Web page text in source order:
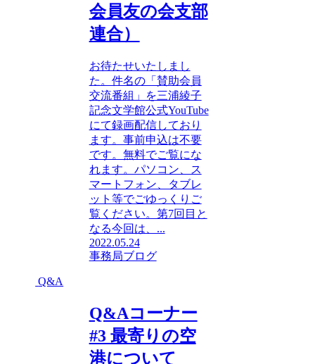
会員友の会支部
連合）
お待たせいたしまし
た。件名の「賛助会員
交流番組」を三浦綾子
記念文学館公式YouTube
にて録画配信しており
ます。事前申込は不要
です。無料でご覧にな
れます。パソコン、ス
マートフォン、タブレ
ット等でごゆっくりご
覧ください。第7回目と
なる今回は、...
2022.05.24
事務局ブログ
Q&A
Q&Aコーナー
#3 最寄りの空
港について